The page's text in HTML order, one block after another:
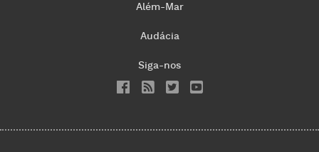
Além-Mar
Audácia
Siga-nos